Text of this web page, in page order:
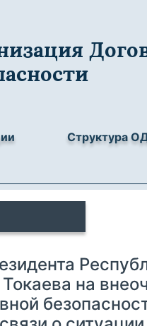
Структура
на